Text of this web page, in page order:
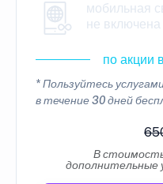
мобильная
не
по акции
* Пользуйтесь
в течение 30 дней
В
дополнительные